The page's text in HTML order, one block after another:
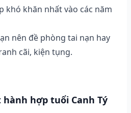
khó khăn nhất vào các năm
nên đề phòng tai nạn hay
cãi, kiện tụng.
hợp tuổi Canh Tý